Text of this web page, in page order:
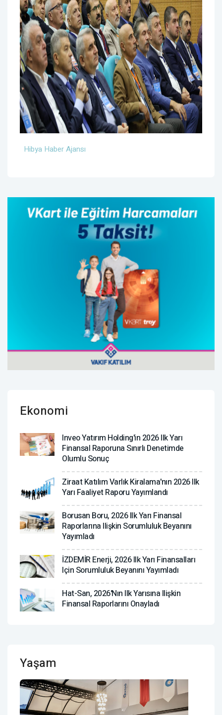
Hibya Haber Ajansı
Ekonomi
Inveo Yatırım Holding'in 2026 Ilk Yarı
Finansal Raporuna Sınırlı Denetimde
Olumlu Sonuç
Ziraat Katılım Varlık Kiralama'nın 2026 Ilk
Yarı Faaliyet Raporu Yayımlandı
Borusan Boru, 2026 Ilk Yarı Finansal
Raporlarına Ilişkin Sorumluluk Beyanını
Yayımladı
İZDEMİR Enerji, 2026 Ilk Yarı Finansalları
Için Sorumluluk Beyanını Yayımladı
Hat-San, 2026'nın Ilk Yarısına Ilişkin
Finansal Raporlarını Onayladı
Yaşam